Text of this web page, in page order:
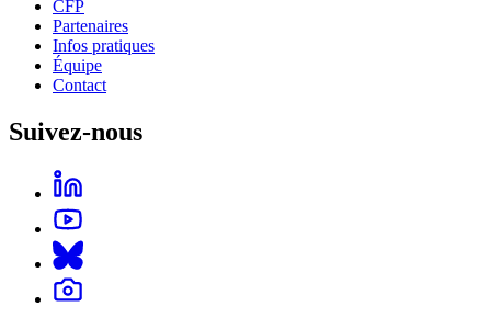
CFP
Partenaires
Infos pratiques
Équipe
Contact
Suivez-nous